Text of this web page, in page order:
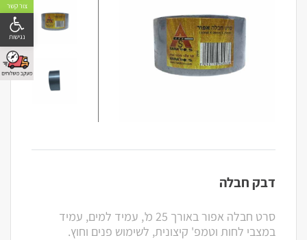
דבק חבלה
סרט חבלה אפור באורך 25 מ', עמיד למים, עמיד
במצבי לחות וטמפ' קיצונית, לשימוש פנים וחוץ.
צור קשר